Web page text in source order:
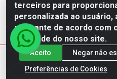
terceiros para
personalizada ao usuário,
relevante de acordo com
qualidade do nosso site.
Aceito
Negar não
Preferências de Cookies
404 - Centro,
000 - CNPJ